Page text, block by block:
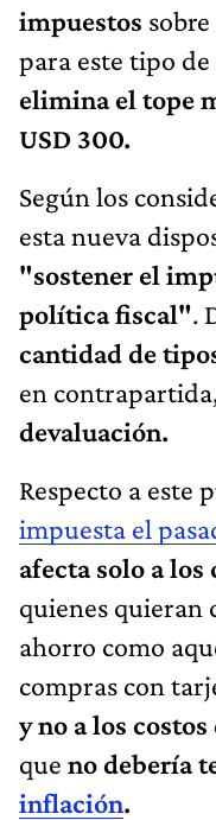
impuestos
para este tipo de
elimina el tope
USD 300.
Según los
esta nueva
"sostener el
política fiscal".
cantidad de
en
devaluación.
Respecto a este
impuesta el
afecta solo a
quienes quieran
ahorro como
compras con
y no a los
que no debería
inflación.